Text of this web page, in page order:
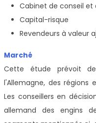
Cabinet de conseil et
Capital-risque
Revendeurs à valeur
Marché
Cette étude prévoit
l'Allemagne, des régions
Les conseillers en
allemand des engins